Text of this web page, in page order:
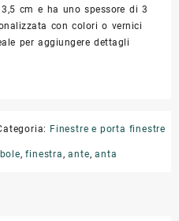
cm e ha uno spessore di 3
con colori o vernici
per aggiungere dettagli
Finestre e porta finestre
,finestra ,ante,anta